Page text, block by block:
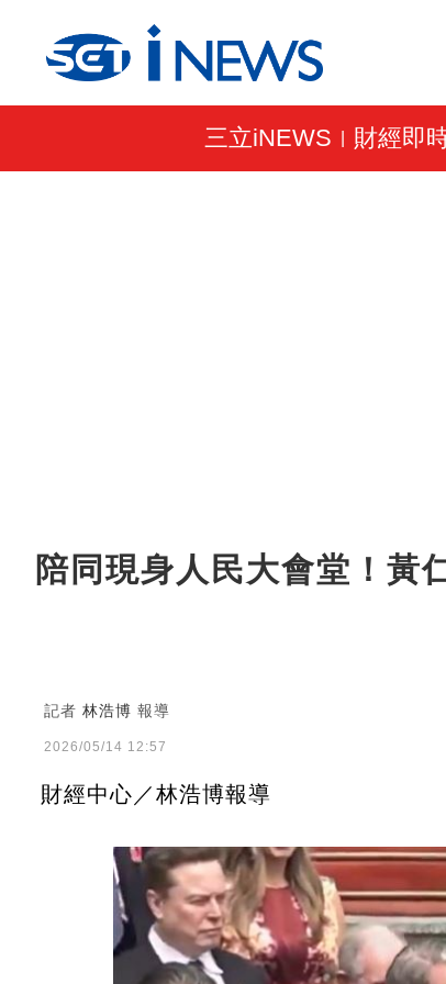
三立iNEWS 財經即
陪同現身人民大會堂！黃
記者 林浩博 報導
2026/05/14 12:57
財經中心／林浩博報導